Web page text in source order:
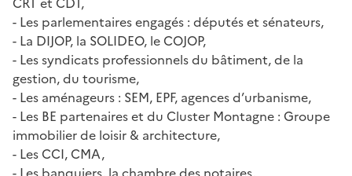
- Les parlementaires engagés : députés et sénateurs,
- La DIJOP, la SOLIDEO, le COJOP,
- Les syndicats professionnels du bâtiment, de la
gestion, du tourisme,
- Les aménageurs : SEM, EPF, agences d’urbanisme,
- Les BE partenaires et du Cluster Montagne : Groupe
immobilier de loisir & architecture,
- Les CCI, CMA,